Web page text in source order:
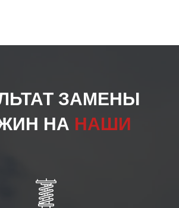
ЗАМЕНЫ
НА НАШИ